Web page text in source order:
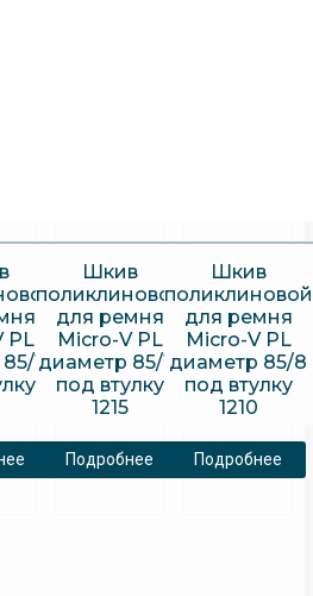
PL
12
Шкив
поликлиновой
для ремня
Micro-V PL
диаметр 85/16
под втулку
1215
Подробнее
Шкив
поликлиновой
для ремня
Micro-V PL
диаметр 85/8
под втулку
1210
Подробнее